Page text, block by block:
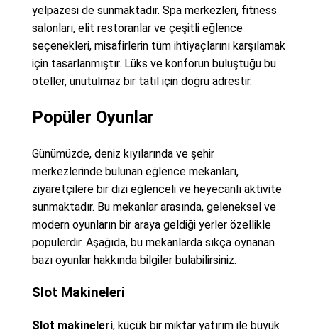
yelpazesi de sunmaktadır. Spa merkezleri, fitness
salonları, elit restoranlar ve çeşitli eğlence
seçenekleri, misafirlerin tüm ihtiyaçlarını karşılamak
için tasarlanmıştır. Lüks ve konforun buluştuğu bu
oteller, unutulmaz bir tatil için doğru adrestir.
Popüler Oyunlar
Günümüzde, deniz kıyılarında ve şehir
merkezlerinde bulunan eğlence mekanları,
ziyaretçilere bir dizi eğlenceli ve heyecanlı aktivite
sunmaktadır. Bu mekanlar arasında, geleneksel ve
modern oyunların bir araya geldiği yerler özellikle
popülerdir. Aşağıda, bu mekanlarda sıkça oynanan
bazı oyunlar hakkında bilgiler bulabilirsiniz.
Slot Makineleri
Slot makineleri, küçük bir miktar yatırım ile büyük